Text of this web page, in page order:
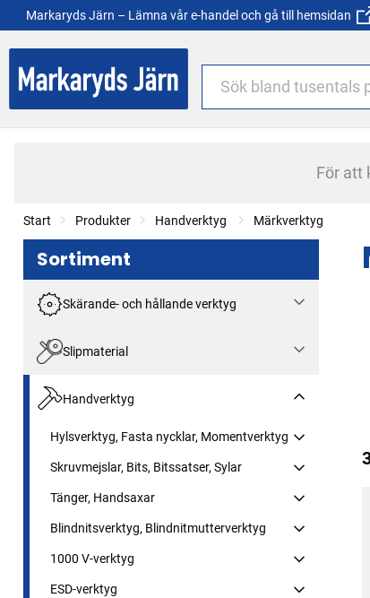
Markaryds Järn – Lämna vår e-handel och gå till hemsidan
För att
Start Produkter Handverktyg Märkverktyg
Sortiment
Skärande- och hållande verktyg
Slipmaterial
Handverktyg
Hylsverktyg, Fasta nycklar, Momentverktyg
Skruvmejslar, Bits, Bitssatser, Sylar
Tänger, Handsaxar
Blindnitsverktyg, Blindnitmutterverktyg
1000 V-verktyg
ESD-verktyg